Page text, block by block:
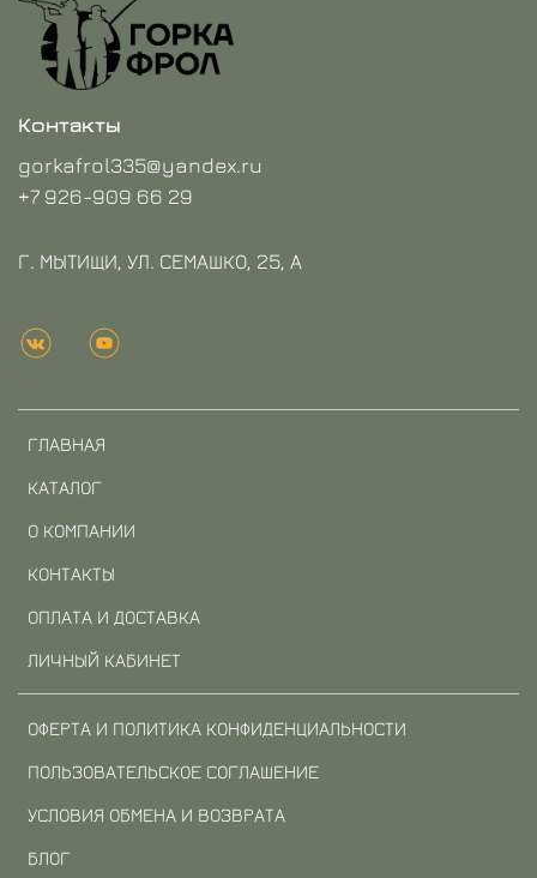
ГЛАВНАЯ
КАТАЛОГ
О КОМПАНИИ
КОНТАКТЫ
ОПЛАТА И ДОСТАВКА
ЛИЧНЫЙ КАБИНЕТ
ОФЕРТА И ПОЛИТИКА КОНФИДЕНЦИАЛЬНОСТИ
ПОЛЬЗОВАТЕЛЬСКОЕ СОГЛАШЕНИЕ
УСЛОВИЯ ОБМЕНА И ВОЗВРАТА
БЛОГ
Контакты
gorkafrol335@yandex.ru
+7 926-909 66 29
Г. МЫТИЩИ, УЛ. СЕМАШКО, 25, А